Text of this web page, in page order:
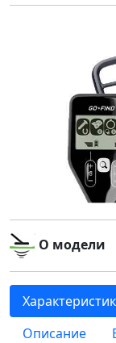
О модели
Описание